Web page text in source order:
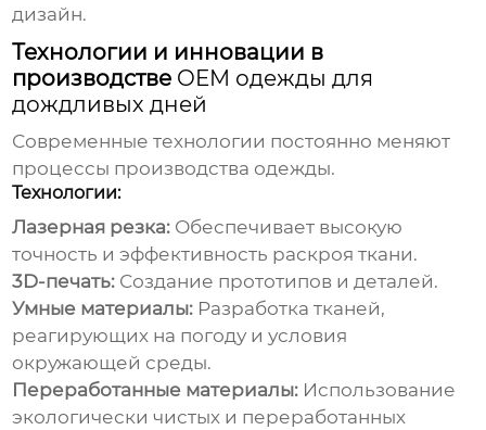
дизайн.
Технологии и инновации в
производстве OEM одежды для
дождливых дней
Современные технологии постоянно меняют
процессы производства одежды.
Технологии:
Лазерная резка: Обеспечивает высокую
точность и эффективность раскроя ткани.
3D-печать: Создание прототипов и деталей.
Умные материалы: Разработка тканей,
реагирующих на погоду и условия
окружающей среды.
Переработанные материалы: Использование
экологически чистых и переработанных